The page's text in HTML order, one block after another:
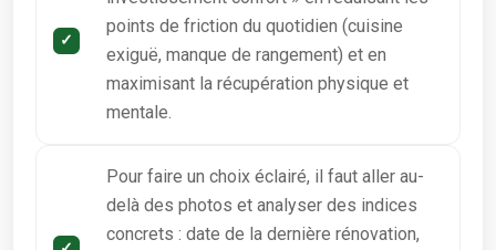
points de friction du quotidien (cuisine
exiguë, manque de rangement) et en
maximisant la récupération physique et
mentale.
Pour faire un choix éclairé, il faut aller au-
delà des photos et analyser des indices
concrets : date de la dernière rénovation,